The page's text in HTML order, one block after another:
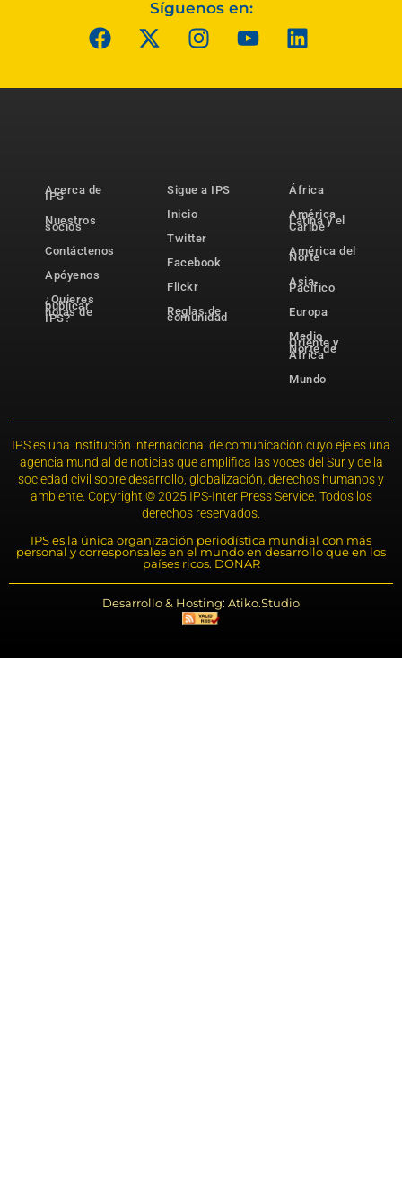
Síguenos en:
Acerca de
IPS
Nuestros
socios
Contáctenos
Apóyenos
¿Quieres
publicar
notas de
IPS?
Sigue a IPS
Inicio
Twitter
Facebook
Flickr
Reglas de
comunidad
África
América
Latina y el
Caribe
América del
Norte
Asia-
Pacífico
Europa
Medio
Oriente y
Norte de
África
Mundo
IPS es una institución internacional de comunicación cuyo eje es una
agencia mundial de noticias que amplifica las voces del Sur y de la
sociedad civil sobre desarrollo, globalización, derechos humanos y
ambiente. Copyright © 2025 IPS-Inter Press Service. Todos los
derechos reservados.
IPS es la única organización periodística mundial con más
personal y corresponsales en el mundo en desarrollo que en los
países ricos. DONAR
Desarrollo & Hosting: Atiko.Studio